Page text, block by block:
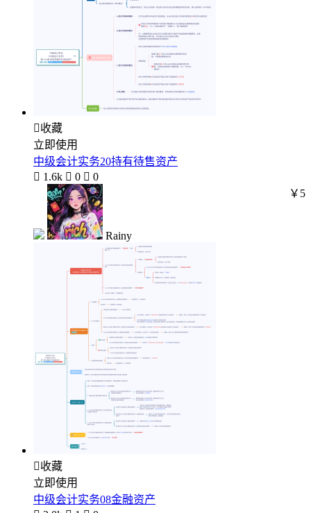
收藏
立即使用
中级会计实务20持有待售资产
 1.6k  0  0
Rainy
￥5
收藏
立即使用
中级会计实务08金融资产